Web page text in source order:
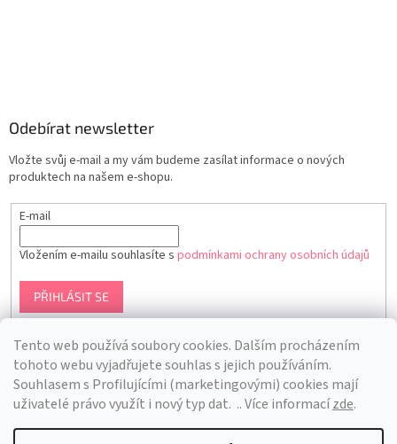
Tento web používá soubory cookies. Dalším procházením
tohoto webu vyjadřujete souhlas s jejich používáním.
Souhlasem s Profilujícími (marketingovými) cookies mají
uživatelé právo využít i nový typ dat. .. Více informacízde.
Odebírat newsletter
Vložte svůj e-mail a my vám budeme zasílat informace o nových
produktech na našem e-shopu.
E-mail
Vložením e-mailu souhlasíte s podmínkami ochrany osobních údajů
PŘIHLÁSIT SE